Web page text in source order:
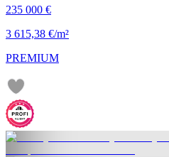
235 000 €
3 615,38 €/m²
PREMIUM